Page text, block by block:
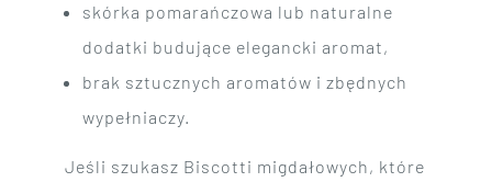
skórka pomarańczowa lub naturalne
dodatki budujące elegancki aromat,
brak sztucznych aromatów i zbędnych
wypełniaczy.
Jeśli szukasz Biscotti migdałowych, które